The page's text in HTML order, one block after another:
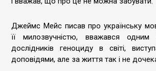
Джеймс Мейс писав про українську
її милозвучністю, вважався одним
дослідників геноциду в світі,
доповідями, але за життя так і не